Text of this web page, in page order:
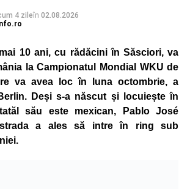
4 zileîn 02.08.2026
10 ani, cu rădăcini în Săsciori, va
la Campionatul Mondial WKU de
va avea loc în luna octombrie, a
Deși s-a născut și locuiește în
său este mexican, Pablo José
a ales să intre în ring sub